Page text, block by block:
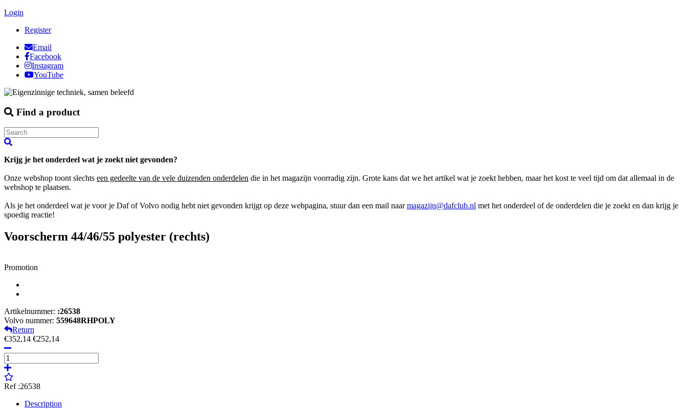
Login
Register
Email
Facebook
Instagram
YouTube
Find a product
Krijg je het onderdeel wat je zoekt niet gevonden?
Onze webshop toont slechts een gedeelte van de vele duizenden onderdelen die in het magazijn voorradig zijn. Grote kans dat we het artikel wat je zoekt hebben, maar het kost te veel tijd om dat allemaal in de
webshop te plaatsen.
Als je het onderdeel wat je voor je Daf of Volvo nodig hebt niet gevonden krijgt op deze webpagina, stuur dan een mail naarmagazijn@dafclub.nl met het onderdeel of de onderdelen die je zoekt en dan krijg je
spoedig reactie!
Voorscherm 44/46/55 polyester (rechts)
Promotion
Artikelnummer: :26538
Volvo nummer: 559648RHPOLY
Return
€352,14 €252,14
Ref :26538
Description